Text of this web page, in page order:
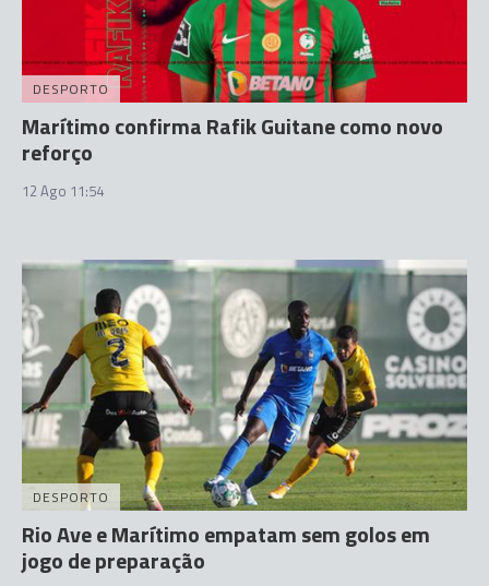
DESPORTO
Marítimo confirma Rafik Guitane como novo
reforço
12 Ago 11:54
DESPORTO
Rio Ave e Marítimo empatam sem golos em
jogo de preparação